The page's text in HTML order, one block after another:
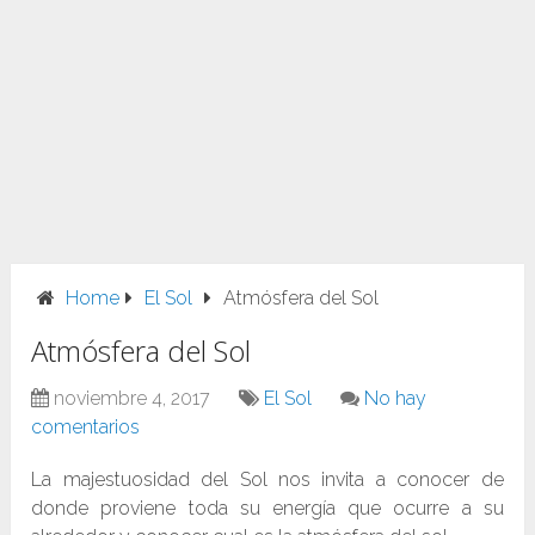
Home El Sol Atmósfera del Sol
Atmósfera del Sol
noviembre 4, 2017 El Sol
No hay
comentarios
La majestuosidad del Sol nos invita a conocer de
donde proviene toda su energía que ocurre a su